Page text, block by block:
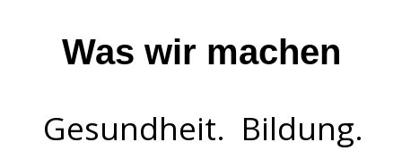
Was wir machen
Gesundheit. Bildung.